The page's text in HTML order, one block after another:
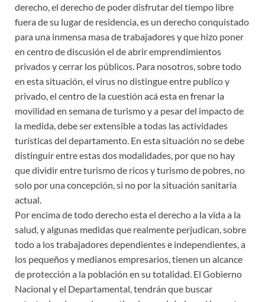
derecho, el derecho de poder disfrutar del tiempo libre
fuera de su lugar de residencia, es un derecho conquistado
para una inmensa masa de trabajadores y que hizo poner
en centro de discusión el de abrir emprendimientos
privados y cerrar los públicos. Para nosotros, sobre todo
en esta situación, el virus no distingue entre publico y
privado, el centro de la cuestión acá esta en frenar la
movilidad en semana de turismo y a pesar del impacto de
la medida, debe ser extensible a todas las actividades
turísticas del departamento. En esta situación no se debe
distinguir entre estas dos modalidades, por que no hay
que dividir entre turismo de ricos y turismo de pobres, no
solo por una concepción, si no por la situación sanitaria
actual.
Por encima de todo derecho esta el derecho a la vida a la
salud, y algunas medidas que realmente perjudican, sobre
todo a los trabajadores dependientes e independientes, a
los pequeños y medianos empresarios, tienen un alcance
de protección a la población en su totalidad. El Gobierno
Nacional y el Departamental, tendrán que buscar